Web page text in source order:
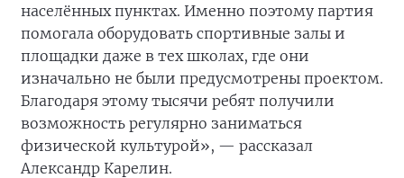
населённых пунктах. Именно поэтому партия
помогала оборудовать спортивные залы и
площадки даже в тех школах, где они
изначально не были предусмотрены проектом.
Благодаря этому тысячи ребят получили
возможность регулярно заниматься
физической культурой», — рассказал
Александр Карелин.